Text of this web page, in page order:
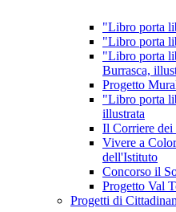
"Libro porta
"Libro porta
"Libro porta
Burrasca,
Progetto
"Libro porta
illustrata
Il Corriere dei
Vivere a
dell'Istituto
Concorso il
Progetto Val
Progetti di